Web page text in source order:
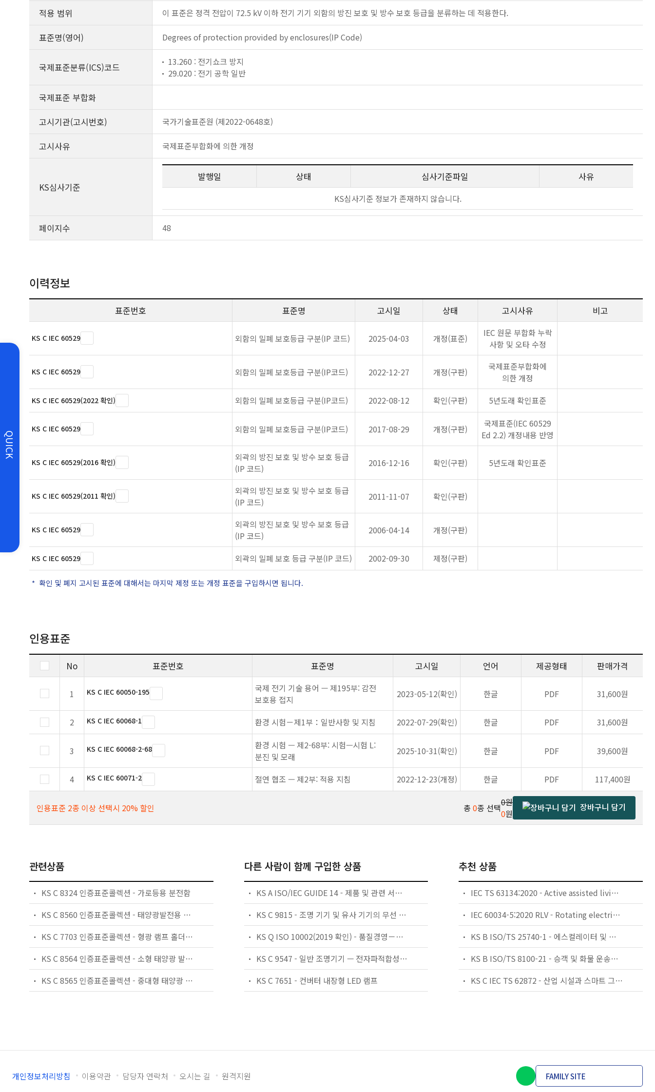
QUICK
적용 범위 이 표준은 정격 전압이 72.5 kV 이하 전기 기기 외함의 방진 보호 및 방수 보호 등급을 분류하는 데 적용한다.
표준명(영어) Degrees of protection provided by enclosures(IP Code)
국제표준분류(ICS)코드
13.260 : 전기쇼크 방지
29.020 : 전기 공학 일반
국제표준 부합화
고시기관(고시번호)
국가기술표준원 (제2022-0648호)
고시사유 국제표준부합화에 의한 개정
KS심사기준
발행일 상태 심사기준파일 사유
KS심사기준 정보가 존재하지 않습니다.
페이지수 48
이력정보
표준번호 표준명 고시일 상태 고시사유 비고
KS C IEC 60529 외함의 밀폐 보호등급 구분(IP 코드) 2025-04-03 개정(표준)
IEC 원문 부합화 누락
사항 및 오타 수정
KS C IEC 60529 외함의 밀폐 보호등급 구분(IP코드) 2022-12-27 개정(구판)
국제표준부합화에
의한 개정
KS C IEC 60529(2022 확인) 외함의 밀폐 보호등급 구분(IP코드) 2022-08-12 확인(구판) 5년도래 확인표준
KS C IEC 60529 외함의 밀폐 보호등급 구분(IP코드) 2017-08-29 개정(구판)
국제표준(IEC 60529
Ed 2.2) 개정내용 반영
KS C IEC 60529(2016 확인)
외곽의 방진 보호 및 방수 보호 등급
(IP 코드)
2016-12-16 확인(구판) 5년도래 확인표준
KS C IEC 60529(2011 확인)
외곽의 방진 보호 및 방수 보호 등급
(IP 코드)
2011-11-07 확인(구판)
KS C IEC 60529
외곽의 방진 보호 및 방수 보호 등급
(IP 코드)
2006-04-14 개정(구판)
KS C IEC 60529 외곽의 밀폐 보호 등급 구분(IP 코드) 2002-09-30 제정(구판)
확인 및 폐지 고시된 표준에 대해서는 마지막 제정 또는 개정 표준을 구입하시면 됩니다.
인용표준
No 표준번호 표준명 고시일 언어 제공형태 판매가격
1 KS C IEC 60050-195
국제 전기 기술 용어 — 제195부: 감전
보호용 접지
2023-05-12(확인) 한글 PDF 31,600원
2 KS C IEC 60068-1 환경 시험－제1부：일반사항 및 지침 2022-07-29(확인) 한글 PDF 31,600원
3 KS C IEC 60068-2-68
환경 시험 — 제2-68부: 시험—시험 L:
분진 및 모래
2025-10-31(확인) 한글 PDF 39,600원
4 KS C IEC 60071-2 절연 협조 — 제2부: 적용 지침 2022-12-23(개정) 한글 PDF 117,400원
인용표준 2종 이상 선택시 20% 할인 총 0종 선택0원
0원
장바구니 담기
관련상품
KS C 8324 인증표준콜렉션 - 가로등용 분전함
KS C 8560 인증표준콜렉션 - 태양광발전용 마이크로인버터 (계통연계형, 독립형)
KS C 7703 인증표준콜렉션 - 형광 램프 홀더 및 글로스타터 홀더
KS C 8564 인증표준콜렉션 - 소형 태양광 발전용 인버터(계통연계형, 독립형)
KS C 8565 인증표준콜렉션 - 중대형 태양광 발전용 인버터 (계통연계형, 독립형)
다른 사람이 함께 구입한 상품
KS A ISO/IEC GUIDE 14 - 제품 및 관련 서비스 — 소비자를 위한 정보
KS C 9815 - 조명 기기 및 유사 기기의 무선 방해 특성의 허용기준과 측정방법
KS Q ISO 10002(2019 확인) - 품질경영－고객만족－조직의 불만처리에 대한 지침
KS C 9547 - 일반 조명기기 — 전자파적합성(EMC) 내성 요구사항
KS C 7651 - 컨버터 내장형 LED 램프
추천 상품
IEC TS 63134:2020 - Active assisted living (AAL) use cases
IEC 60034-5:2020 RLV - Rotating electrical machines - Part 5: Degrees of protection provided by the integral design of rotating electrical machines (IP code) - Classification
KS B ISO/TS 25740-1 - 에스컬레이터 및 무빙워크에 대한 안전요건 — 제1부: 세계공통 필수 안전요건(GESRs)
KS B ISO/TS 8100-21 - 승객 및 화물 운송용 엘리베이터 —제21부: 세계공통 필수안전요건(GESRs)을 충족하는 세계공통 안전 파라미터(GSPs)
KS C IEC TS 62872 - 산업 시설과 스마트 그리드 사이의 산업 공정 측정, 제어 및 자동화 시스템 인터페이스
개인정보처리방침 이용약관 담당자 연락처 오시는 길 원격지원 FAMILY SITE